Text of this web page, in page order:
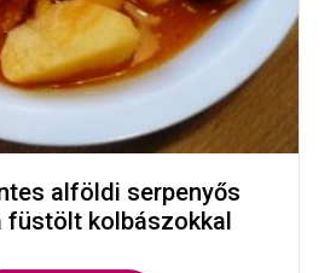
alföldi serpenyős
füstölt kolbászokkal